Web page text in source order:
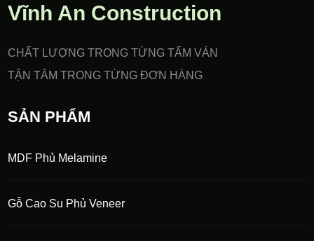
Vĩnh An Construction
CHẤT LƯỢNG TRONG TỪNG TẤM VÁN
TẬN TÂM TRONG TỪNG ĐƠN HÀNG
SẢN PHẨM
MDF Phủ Melamine
Gỗ Cao Su Phủ Veneer